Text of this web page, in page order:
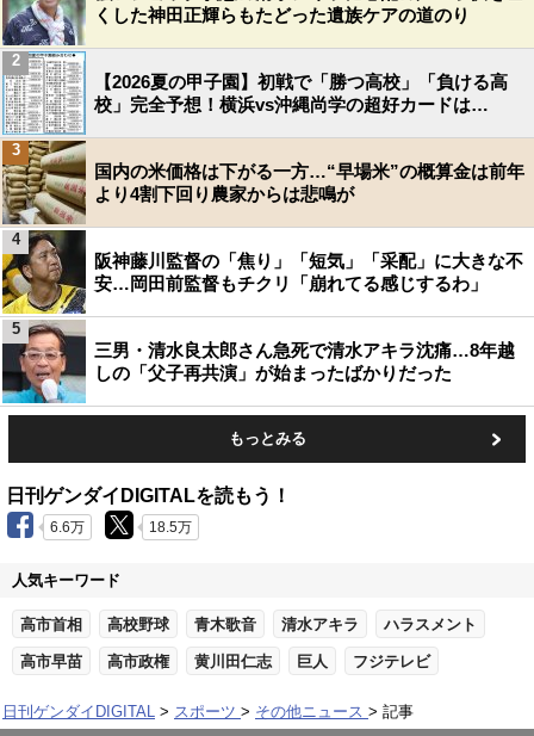
くした神田正輝らもたどった遺族ケアの道のり
【2026夏の甲子園】初戦で「勝つ高校」「負ける高
校」完全予想！横浜vs沖縄尚学の超好カードは…
2
国内の米価格は下がる一方…“早場米”の概算金は前年
より4割下回り農家からは悲鳴が
3
阪神藤川監督の「焦り」「短気」「采配」に大きな不
安…岡田前監督もチクリ「崩れてる感じするわ」
4
三男・清水良太郎さん急死で清水アキラ沈痛…8年越
しの「父子再共演」が始まったばかりだった
5
もっとみる
日刊ゲンダイDIGITALを読もう！
6.6万 18.5万
人気キーワード
高市首相 高校野球 青木歌音 清水アキラ ハラスメント
高市早苗 高市政権 黄川田仁志 巨人 フジテレビ
日刊ゲンダイDIGITAL スポーツ その他ニュース 記事